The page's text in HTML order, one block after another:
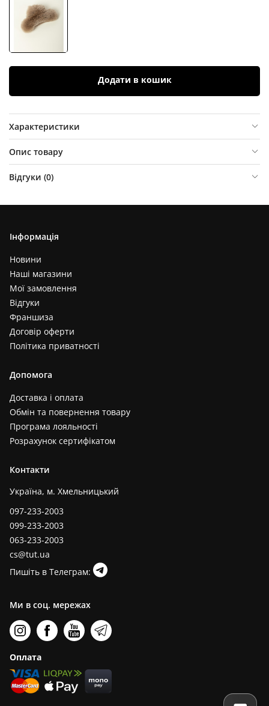
Додати в кошик
Характеристики
Опис товару
Відгуки (0)
Інформація
Новини
Наші магазини
Мої замовлення
Відгуки
Франшиза
Договір оферти
Політика приватності
Допомога
Доставка і оплата
Обмін та повернення товару
Програма лояльності
Розрахунок сертифікатом
Контакти
Україна, м. Хмельницький
097-233-2003
099-233-2003
063-233-2003
cs@tut.ua
Пишіть в Телеграм:
Ми в соц. мережах
Оплата